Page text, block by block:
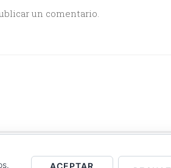
un comentario.
ACEPTAR